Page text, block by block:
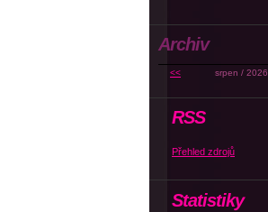
Archiv
<< srpen / 2026
RSS
Přehled zdrojů
Statistiky